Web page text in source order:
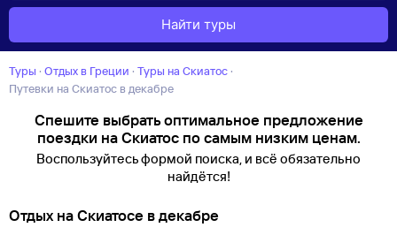
Найти туры
Туры · Отдых в Греции · Туры на Скиатос ·
Путевки на Скиатос в декабре
Спешите выбрать оптимальное предложение
поездки на Скиатос по самым низким ценам.
Воспользуйтесь формой поиска, и всё обязательно
найдётся!
Отдых на Скиатосе в декабре